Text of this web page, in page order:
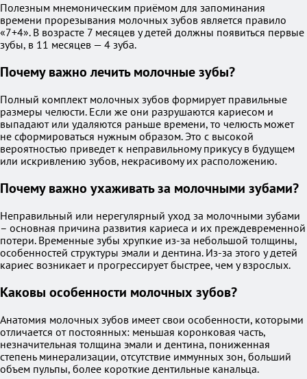
Полезным мнемоническим приёмом для запоминания
времени прорезывания молочных зубов является правило
«7+4». В возрасте 7 месяцев у детей должны появиться первые
зубы, в 11 месяцев — 4 зуба.
Почему важно лечить молочные зубы?
Полный комплект молочных зубов формирует правильные
размеры челюсти. Если же они разрушаются кариесом и
выпадают или удаляются раньше времени, то челюсть может
не сформироваться нужным образом. Это с высокой
вероятностью приведет к неправильному прикусу в будущем
или искривлению зубов, некрасивому их расположению.
Почему важно ухаживать за молочными зубами?
Неправильный или нерегулярный уход за молочными зубами
– основная причина развития кариеса и их преждевременной
потери. Временные зубы хрупкие из-за небольшой толщины,
особенностей структуры эмали и дентина. Из-за этого у детей
кариес возникает и прогрессирует быстрее, чем у взрослых.
Каковы особенности молочных зубов?
Анатомия молочных зубов имеет свои особенности, которыми
отличается от постоянных: меньшая коронковая часть,
незначительная толщина эмали и дентина, пониженная
степень минерализации, отсутствие иммунных зон, больший
объем пульпы, более короткие дентильные канальца.